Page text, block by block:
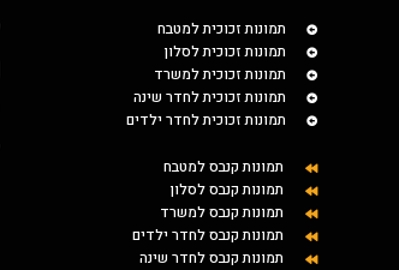
תמונות זכוכית למטבח
תמונות זכוכית לסלון
תמונות זכוכית למשרד
תמונות זכוכית לחדר שינה
תמונות זכוכית לחדר ילדים
תמונות קנבס למטבח
תמונות קנבס לסלון
תמונות קנבס למשרד
תמונות קנבס לחדר ילדים
תמונות קנבס לחדר שינה